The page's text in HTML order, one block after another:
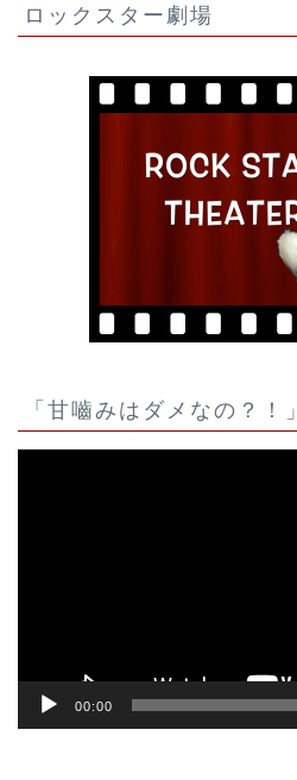
ロックスター劇場
「甘嚙みはダメなの？！」
00:00